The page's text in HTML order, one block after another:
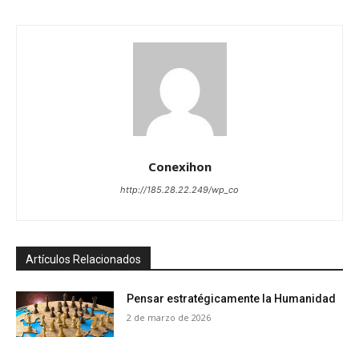
Conexihon
http://185.28.22.249/wp_co
Artículos Relacionados
Pensar estratégicamente la Humanidad
2 de marzo de 2026